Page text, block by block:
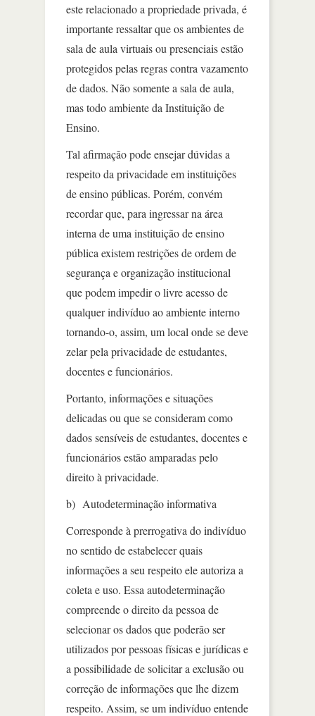
este relacionado a propriedade privada, é
importante ressaltar que os ambientes de
sala de aula virtuais ou presenciais estão
protegidos pelas regras contra vazamento
de dados. Não somente a sala de aula,
mas todo ambiente da Instituição de
Ensino.
Tal afirmação pode ensejar dúvidas a
respeito da privacidade em instituições
de ensino públicas. Porém, convém
recordar que, para ingressar na área
interna de uma instituição de ensino
pública existem restrições de ordem de
segurança e organização institucional
que podem impedir o livre acesso de
qualquer indivíduo ao ambiente interno
tornando-o, assim, um local onde se deve
zelar pela privacidade de estudantes,
docentes e funcionários.
Portanto, informações e situações
delicadas ou que se consideram como
dados sensíveis de estudantes, docentes e
funcionários estão amparadas pelo
direito à privacidade.
b) Autodeterminação informativa
Corresponde à prerrogativa do indivíduo
no sentido de estabelecer quais
informações a seu respeito ele autoriza a
coleta e uso. Essa autodeterminação
compreende o direito da pessoa de
selecionar os dados que poderão ser
utilizados por pessoas físicas e jurídicas e
a possibilidade de solicitar a exclusão ou
correção de informações que lhe dizem
respeito. Assim, se um indivíduo entende